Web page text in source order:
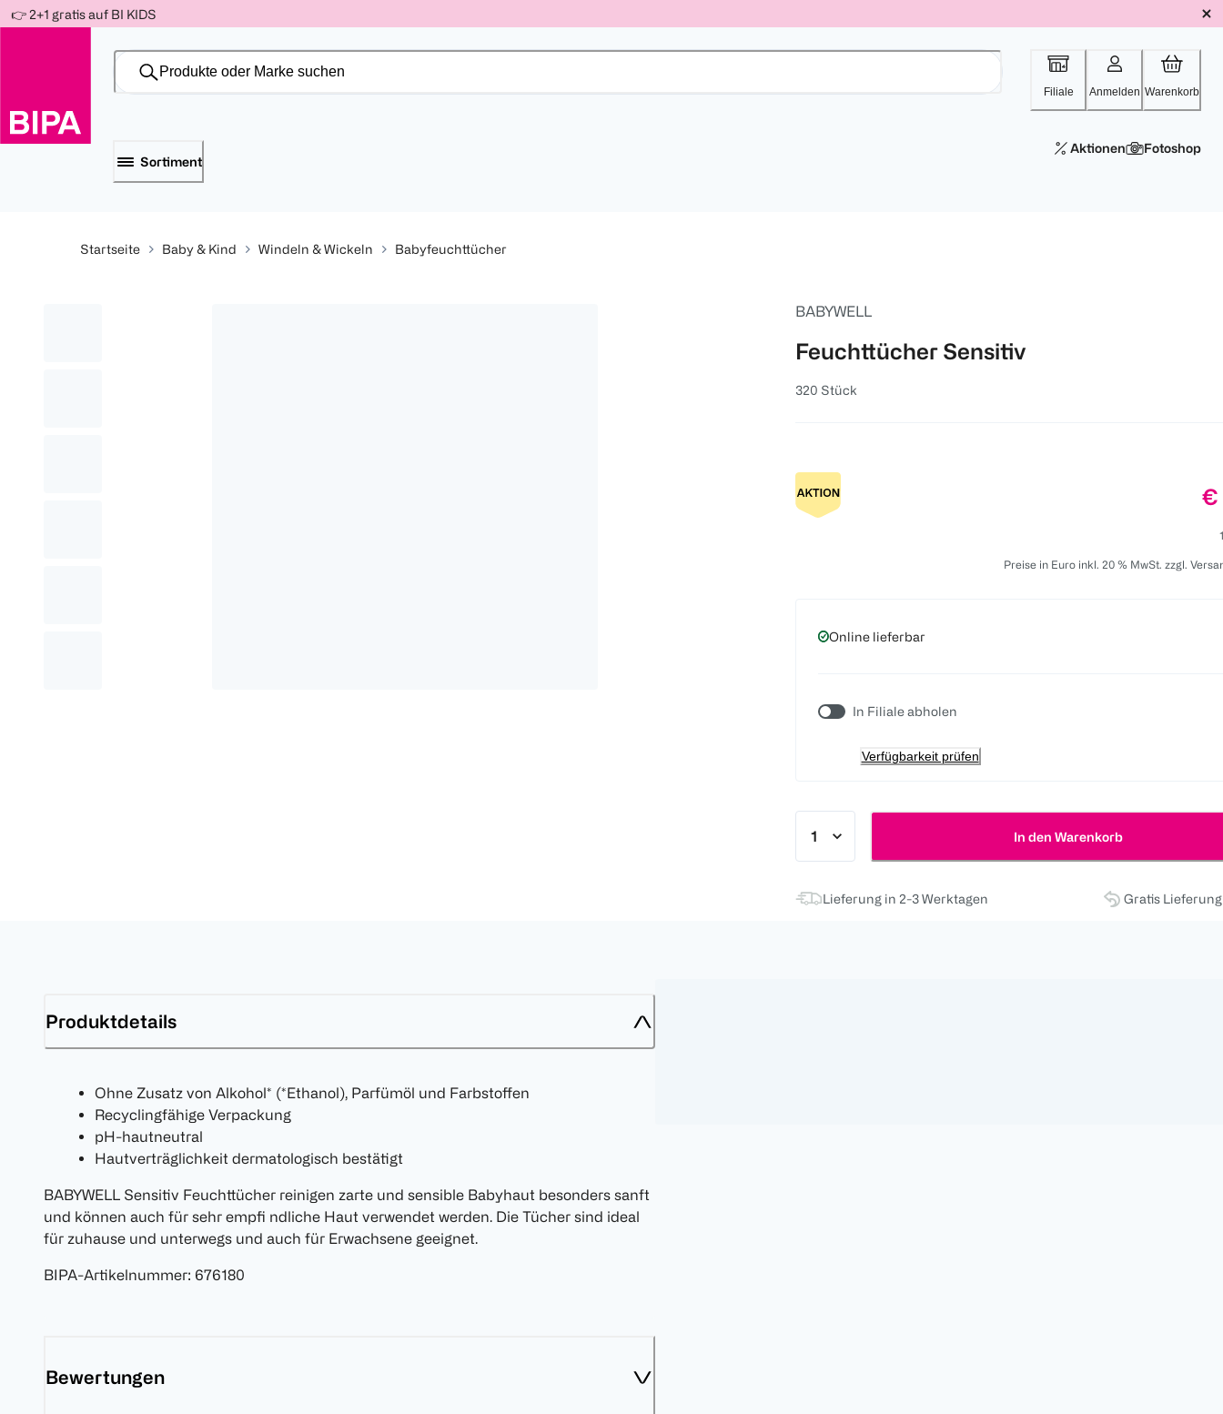
-10%
Für
150 Ös
-15%
Für
300 Ös
-20%
Für
500 Ös
Weiter
zum
👉 2+1 gratis auf BI KIDS
Filiale Anmelden Warenkorb
Sortiment
Aktionen Fotoshop
Startseite Baby & Kind Windeln & Wickeln Babyfeuchttücher
BABYWELL
Feuchttücher Sensitiv
320 Stück
€
Preise in Euro inkl. 20 % MwSt. zzgl.
Online lieferbar
In Filiale abholen
Verfügbarkeit prüfen
In den Warenkorb
Lieferung in 2-3 Werktagen Gratis
Produktdetails
Ohne Zusatz von Alkohol* (*Ethanol), Parfümöl und Farbstoffen
Recyclingfähige Verpackung
pH-hautneutral
Hautverträglichkeit dermatologisch bestätigt
BABYWELL Sensitiv Feuchttücher reinigen zarte und sensible Babyhaut besonders sanft
und können auch für sehr empfi ndliche Haut verwendet werden. Die Tücher sind ideal
für zuhause und unterwegs und auch für Erwachsene geeignet.
BIPA-Artikelnummer: 676180
Bewertungen